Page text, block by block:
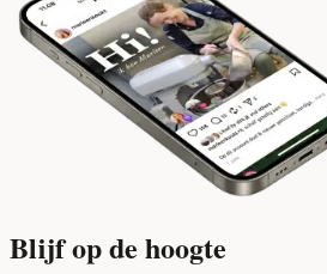
Blijf op de hoogte